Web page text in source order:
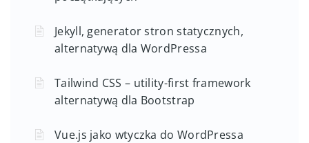
Jekyll, generator stron statycznych,
alternatywą dla WordPressa
Tailwind CSS – utility-first framework
alternatywą dla Bootstrap
Vue.js jako wtyczka do WordPressa